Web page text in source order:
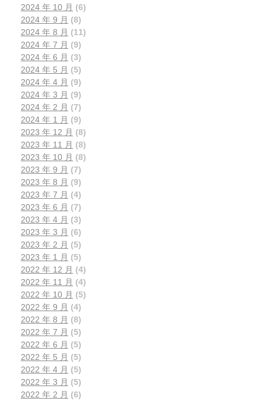
2024 年 10 月 (6)
2024 年 9 月 (8)
2024 年 8 月 (11)
2024 年 7 月 (9)
2024 年 6 月 (3)
2024 年 5 月 (5)
2024 年 4 月 (9)
2024 年 3 月 (9)
2024 年 2 月 (7)
2024 年 1 月 (9)
2023 年 12 月 (8)
2023 年 11 月 (8)
2023 年 10 月 (8)
2023 年 9 月 (7)
2023 年 8 月 (9)
2023 年 7 月 (4)
2023 年 6 月 (7)
2023 年 4 月 (3)
2023 年 3 月 (6)
2023 年 2 月 (5)
2023 年 1 月 (5)
2022 年 12 月 (4)
2022 年 11 月 (4)
2022 年 10 月 (5)
2022 年 9 月 (4)
2022 年 8 月 (8)
2022 年 7 月 (5)
2022 年 6 月 (5)
2022 年 5 月 (5)
2022 年 4 月 (5)
2022 年 3 月 (5)
2022 年 2 月 (6)